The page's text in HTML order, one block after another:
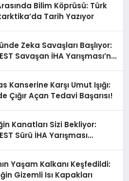
Bilim Köprüsü: Türk
Tarih Yazıyor
Zeka Savaşları Başlıyor:
Savaşan İHA Yarışması’na
Kanserine Karşı Umut Işığı:
Çığır Açan Tedavi Başarısı!
Kanatları Sizi Bekliyor:
Sürü İHA Yarışması
Yaşam Kalkanı Keşfedildi:
Gizemli Isı Kapakları